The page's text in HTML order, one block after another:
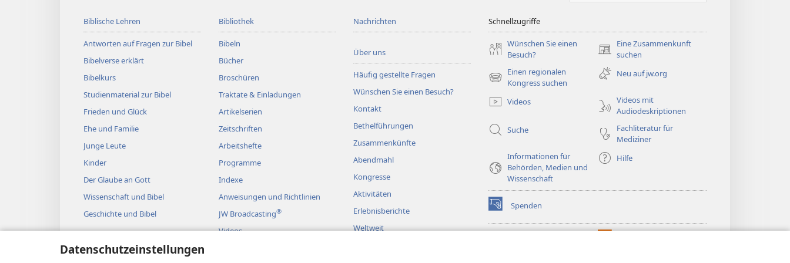
Datenschutzeinstellungen
Biblische Lehren
Antworten auf Fragen zur Bibel
Bibelverse erklärt
Bibelkurs
Studienmaterial zur Bibel
Frieden und Glück
Ehe und Familie
Junge Leute
Kinder
Der Glaube an Gott
Wissenschaft und Bibel
Geschichte und Bibel
Bibliothek
Bibeln
Bücher
Broschüren
Traktate & Einladungen
Artikelserien
Zeitschriften
Arbeitshefte
Programme
Indexe
Anweisungen und Richtlinien
JW Broadcasting®
Videos
Nachrichten
Über uns
Häufig gestellte Fragen
Wünschen Sie einen Besuch?
Kontakt
Bethelführungen
Zusammenkünfte
Abendmahl
Kongresse
Aktivitäten
Erlebnisberichte
Weltweit
Schnellzugriffe
Wünschen Sie einen
Besuch?
Eine Zusammenkunft
suchen
(öffnet
neues
Fenster)
Einen regionalen
Kongress suchen
(öffnet
Fenster)
Neu auf jw.org
Videos
Videos mit
Audiodeskriptionen
Suche
Fachliteratur für
Mediziner
Informationen für
Behörden, Medien und
Wissenschaft
Hilfe
Spenden
(öffnet
neues
Fenster)